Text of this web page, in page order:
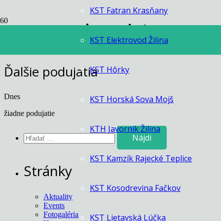
KST Fatran Krasňany
KST Elektrovod Žilina
KST Hôrky
KST Horská Sova Mojš
KTH Javorník Žilina
KST Kamzík Rajecké Teplice
KST Kosodrevina Fačkov
KST Lietavská Lúčka
Events by this
Ďalšie podujatia
Dnes
žiadne podujatie
Stránky
Aktuality
Events
Fotogaléria